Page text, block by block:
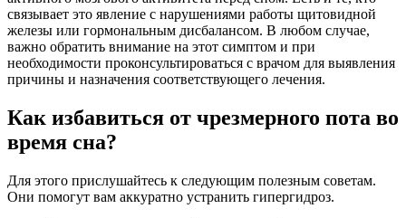
связывает это явление с нарушениями работы щитовидной
железы или гормональным дисбалансом. В любом случае,
важно обратить внимание на этот симптом и при
необходимости проконсультироваться с врачом для выявления
причины и назначения соответствующего лечения.
Как избавиться от чрезмерного пота во
время сна?
Для этого прислушайтесь к следующим полезным советам.
Они помогут вам аккуратно устранить гипергидроз.